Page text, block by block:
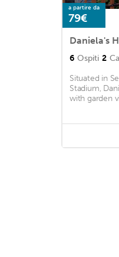
a partire da
79€
Daniela's
6 Ospiti 2
Situated in
Stadium,
with garden